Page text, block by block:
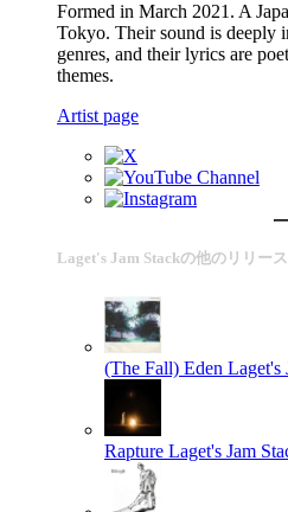
Formed in March 2021. A
Tokyo. Their sound is deeply
genres, and their lyrics are
themes.
Artist page
Laget's Jam Stackの他のリリース
(The Fall) Eden Laget's
Rapture Laget's Jam